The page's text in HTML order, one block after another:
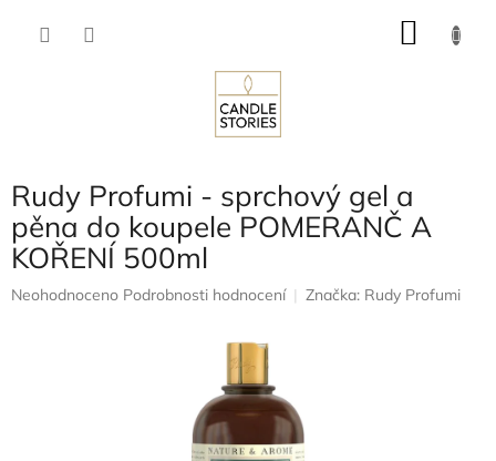
Rudy Profumi - sprchový gel a
pěna do koupele POMERANČ A
KOŘENÍ 500ml
Průměrné
Neohodnoceno Podrobnosti hodnocení Značka: Rudy Profumi